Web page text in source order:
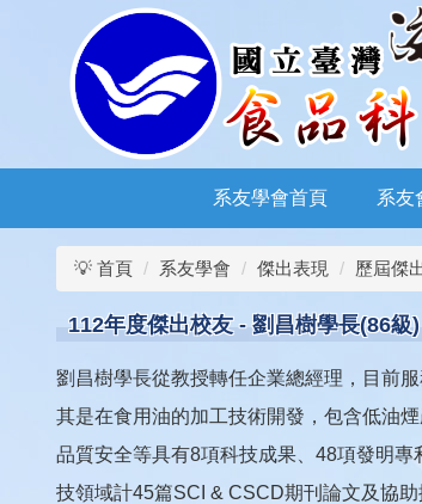
區
系友學會首頁 系友
💡 首頁 系友學會 傑出表現 歷屆傑
112年度傑出校友 - 劉昌樹學長(86級)
劉昌樹學長從教授轉任企業總經理，目前
其是在食用油的加工技術開發，包含低油
品質安全等具有8項科技成果、48項發明
技領域計45篇SCI & CSCD期刊論文及協